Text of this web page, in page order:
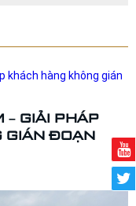
– GIẢI PHÁP
GIÁN ĐOẠN